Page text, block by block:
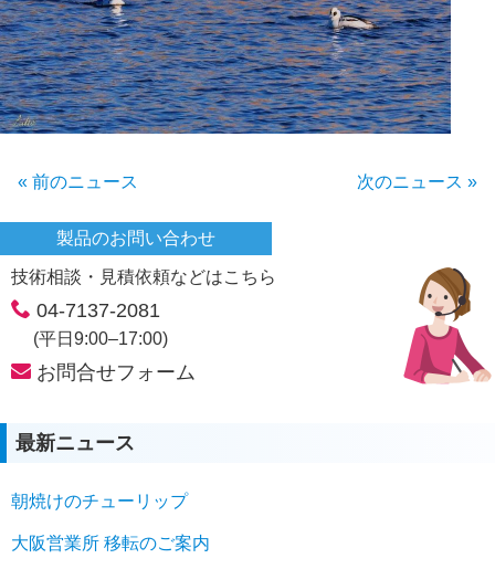
« 前のニュース 次のニュース »
製品のお問い合わせ
技術相談・見積依頼などはこちら
04-7137-2081
(平日9:00–17:00)
お問合せフォーム
最新ニュース
朝焼けのチューリップ
大阪営業所 移転のご案内